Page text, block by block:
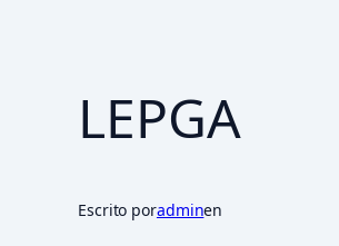
LEPGA
Escrito poradminen